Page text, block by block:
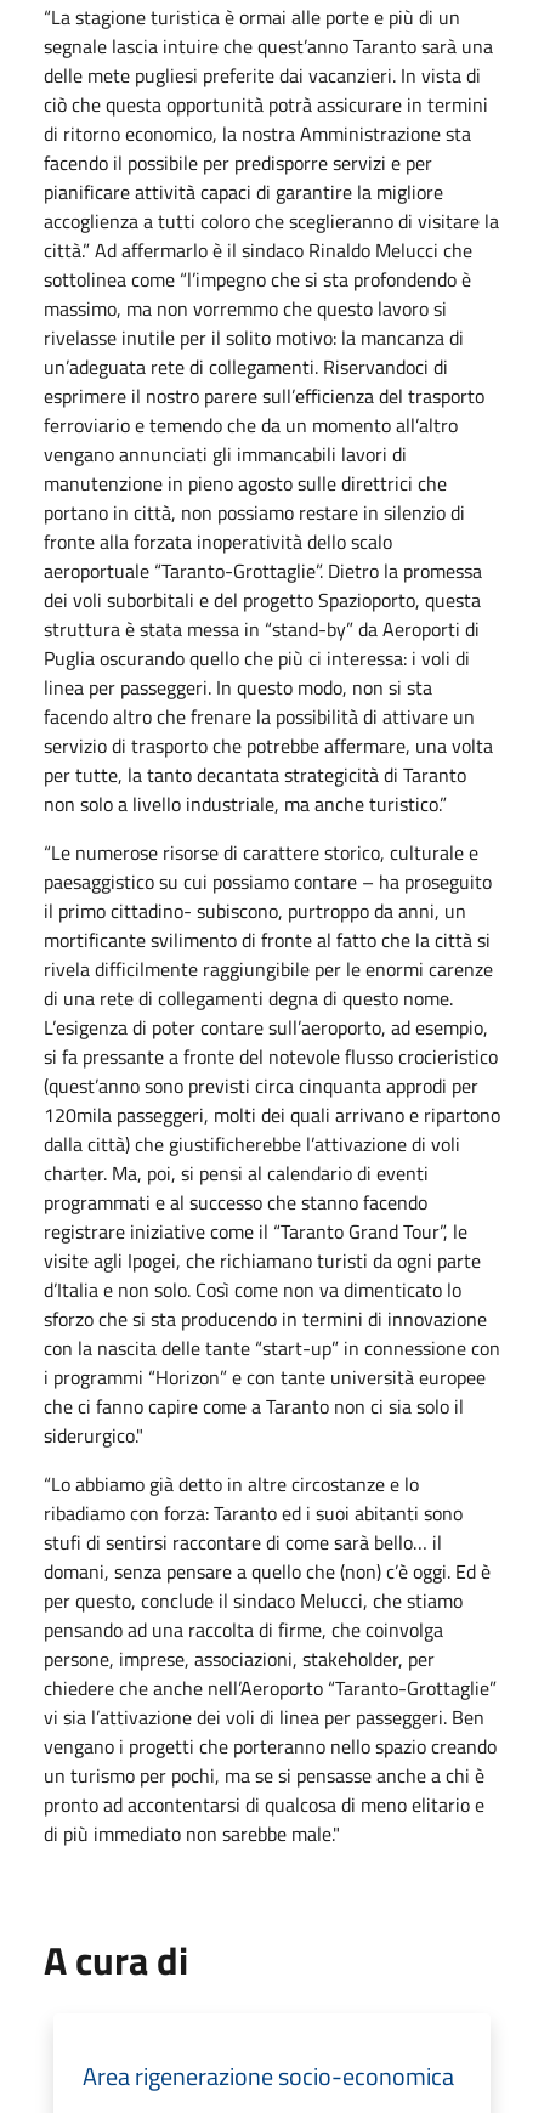
“La stagione turistica è ormai alle porte e più di un
segnale lascia intuire che quest’anno Taranto sarà una
delle mete pugliesi preferite dai vacanzieri. In vista di
ciò che questa opportunità potrà assicurare in termini
di ritorno economico, la nostra Amministrazione sta
facendo il possibile per predisporre servizi e per
pianificare attività capaci di garantire la migliore
accoglienza a tutti coloro che sceglieranno di visitare la
città.” Ad affermarlo è il sindaco Rinaldo Melucci che
sottolinea come “l’impegno che si sta profondendo è
massimo, ma non vorremmo che questo lavoro si
rivelasse inutile per il solito motivo: la mancanza di
un’adeguata rete di collegamenti. Riservandoci di
esprimere il nostro parere sull’efficienza del trasporto
ferroviario e temendo che da un momento all’altro
vengano annunciati gli immancabili lavori di
manutenzione in pieno agosto sulle direttrici che
portano in città, non possiamo restare in silenzio di
fronte alla forzata inoperatività dello scalo
aeroportuale “Taranto-Grottaglie”. Dietro la promessa
dei voli suborbitali e del progetto Spazioporto, questa
struttura è stata messa in “stand-by” da Aeroporti di
Puglia oscurando quello che più ci interessa: i voli di
linea per passeggeri. In questo modo, non si sta
facendo altro che frenare la possibilità di attivare un
servizio di trasporto che potrebbe affermare, una volta
per tutte, la tanto decantata strategicità di Taranto
non solo a livello industriale, ma anche turistico.”
“Le numerose risorse di carattere storico, culturale e
paesaggistico su cui possiamo contare – ha proseguito
il primo cittadino- subiscono, purtroppo da anni, un
mortificante svilimento di fronte al fatto che la città si
rivela difficilmente raggiungibile per le enormi carenze
di una rete di collegamenti degna di questo nome.
L’esigenza di poter contare sull’aeroporto, ad esempio,
si fa pressante a fronte del notevole flusso crocieristico
(quest’anno sono previsti circa cinquanta approdi per
120mila passeggeri, molti dei quali arrivano e ripartono
dalla città) che giustificherebbe l’attivazione di voli
charter. Ma, poi, si pensi al calendario di eventi
programmati e al successo che stanno facendo
registrare iniziative come il “Taranto Grand Tour”, le
visite agli Ipogei, che richiamano turisti da ogni parte
d’Italia e non solo. Così come non va dimenticato lo
sforzo che si sta producendo in termini di innovazione
con la nascita delle tante “start-up” in connessione con
i programmi “Horizon” e con tante università europee
che ci fanno capire come a Taranto non ci sia solo il
siderurgico."
“Lo abbiamo già detto in altre circostanze e lo
ribadiamo con forza: Taranto ed i suoi abitanti sono
stufi di sentirsi raccontare di come sarà bello… il
domani, senza pensare a quello che (non) c’è oggi. Ed è
per questo, conclude il sindaco Melucci, che stiamo
pensando ad una raccolta di firme, che coinvolga
persone, imprese, associazioni, stakeholder, per
chiedere che anche nell’Aeroporto “Taranto-Grottaglie”
vi sia l’attivazione dei voli di linea per passeggeri. Ben
vengano i progetti che porteranno nello spazio creando
un turismo per pochi, ma se si pensasse anche a chi è
pronto ad accontentarsi di qualcosa di meno elitario e
di più immediato non sarebbe male."
A cura di
Area rigenerazione socio-economica